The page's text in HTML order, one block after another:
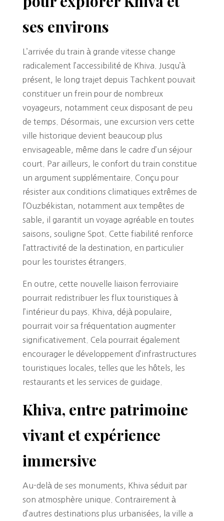
ses environs
L’arrivée du train à grande vitesse change
radicalement l’accessibilité de Khiva. Jusqu’à
présent, le long trajet depuis Tachkent pouvait
constituer un frein pour de nombreux
voyageurs, notamment ceux disposant de peu
de temps. Désormais, une excursion vers cette
ville historique devient beaucoup plus
envisageable, même dans le cadre d’un séjour
court. Par ailleurs, le confort du train constitue
un argument supplémentaire. Conçu pour
résister aux conditions climatiques extrêmes de
l’Ouzbékistan, notamment aux tempêtes de
sable, il garantit un voyage agréable en toutes
saisons, souligne Spot. Cette fiabilité renforce
l’attractivité de la destination, en particulier
pour les touristes étrangers.
En outre, cette nouvelle liaison ferroviaire
pourrait redistribuer les flux touristiques à
l’intérieur du pays. Khiva, déjà populaire,
pourrait voir sa fréquentation augmenter
significativement. Cela pourrait également
encourager le développement d’infrastructures
touristiques locales, telles que les hôtels, les
restaurants et les services de guidage.
Khiva, entre patrimoine
vivant et expérience
immersive
Au-delà de ses monuments, Khiva séduit par
son atmosphère unique. Contrairement à
d’autres destinations plus urbanisées, la ville a